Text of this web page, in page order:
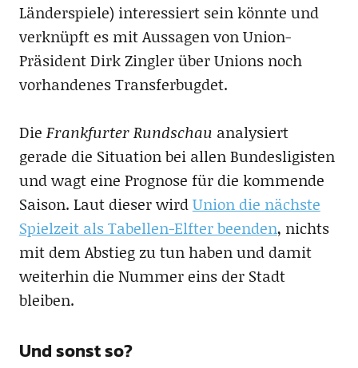
Länderspiele) interessiert sein könnte und
verknüpft es mit Aussagen von Union-
Präsident Dirk Zingler über Unions noch
vorhandenes Transferbugdet.
Die Frankfurter Rundschau analysiert
gerade die Situation bei allen Bundesligisten
und wagt eine Prognose für die kommende
Saison. Laut dieser wirdUnion die nächste
Spielzeit als Tabellen-Elfter beenden, nichts
mit dem Abstieg zu tun haben und damit
weiterhin die Nummer eins der Stadt
bleiben.
Und sonst so?